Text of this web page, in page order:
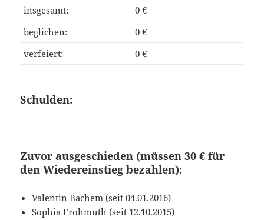
insgesamt:
0 €
beglichen:
0 €
verfeiert:
0 €
Schulden:
Zuvor ausgeschieden (müssen 30 € für
den Wiedereinstieg bezahlen):
Valentin Bachem (seit 04.01.2016)
Sophia Frohmuth (seit 12.10.2015)